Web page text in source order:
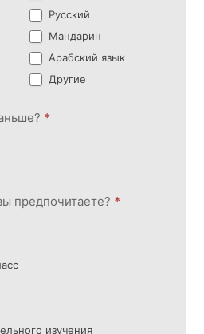
Русский
Мандарин
Арабский язык
Другие
*
предпочитаете? *
изучения